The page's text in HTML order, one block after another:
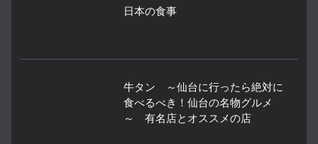
日本の食事
牛タン ～仙台に行ったら絶対に
食べるべき！仙台の名物グルメ
～ 有名店とオススメの店